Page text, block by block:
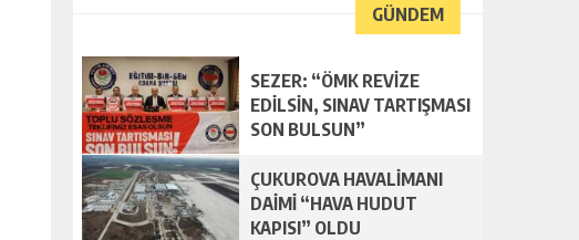
GÜNDEM
SEZER: “ÖMK REVİZE
EDİLSİN, SINAV TARTIŞMASI
SON BULSUN”
ÇUKUROVA HAVALİMANI
DAİMİ “HAVA HUDUT
KAPISI” OLDU